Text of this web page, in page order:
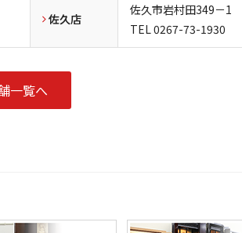
佐久店
佐久市岩村田349－1
TEL 0267-73-1930
一覧へ